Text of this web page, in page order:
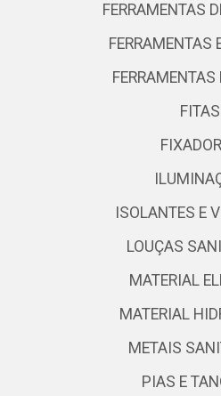
FERRAMENTAS
FERRAMENTAS
FITAS
ISOLANTES E
LOUÇAS
MATERIAL
MATERIAL
METAIS
PIAS E